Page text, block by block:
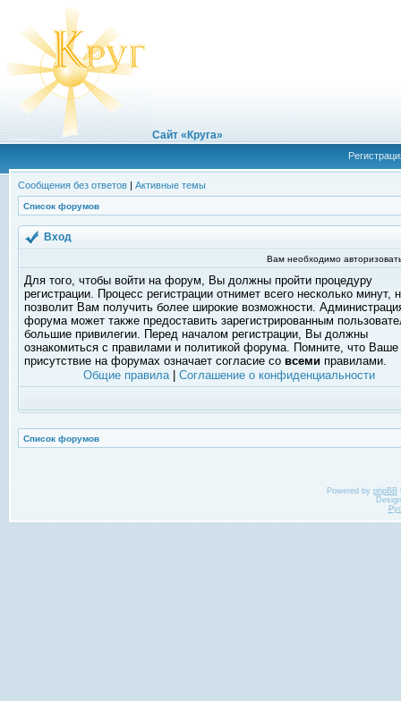
Сайт «Круга»
Сообщения без ответов | Активные темы
Список форумов
Вход
Вам необходимо
Для того, чтобы войти на форум, Вы должны пройти процедуру
регистрации. Процесс регистрации отнимет всего несколько минут,
позволит Вам получить более широкие возможности.
форума может также предоставить зарегистрированным
большие привилегии. Перед началом регистрации, Вы должны
ознакомиться с правилами и политикой форума. Помните, что Ваше
присутствие на форумах означает согласие со всеми правилами.
Общие правила| Соглашение о конфиденциальности
Список форумов
Powered by phpBB